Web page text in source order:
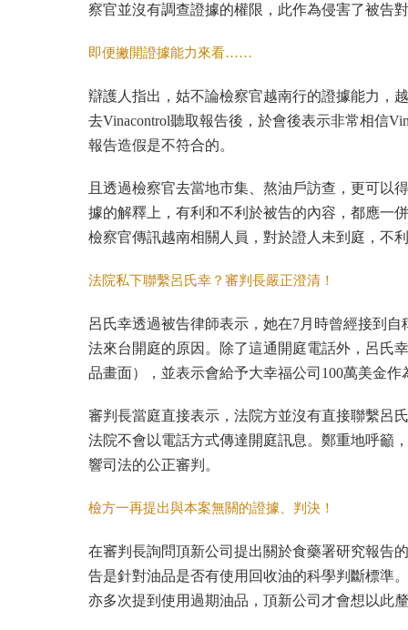
察官並沒有調查證據的權限，此作為侵害了被告
即便撇開證據能力來看……
辯護人指出，姑不論檢察官越南行的證據能力，
去Vinacontrol聽取報告後，於會後表示非常相信
報告造假是不符合的。
且透過檢察官去當地市集、熬油戶訪查，更可以
據的解釋上，有利和不利於被告的內容，都應一
檢察官傳訊越南相關人員，對於證人未到庭，不
法院私下聯繫呂氏幸？審判長嚴正澄清！
呂氏幸透過被告律師表示，她在7月時曾經接到
法來台開庭的原因。除了這通開庭電話外，呂氏
品畫面），並表示會給予大幸福公司100萬美金
審判長當庭直接表示，法院方並沒有直接聯繫呂
法院不會以電話方式傳達開庭訊息。鄭重地呼籲
響司法的公正審判。
檢方一再提出與本案無關的證據、判決！
在審判長詢問頂新公司提出關於食藥署研究報告
告是針對油品是否有使用回收油的科學判斷標準
亦多次提到使用過期油品，頂新公司才會想以此